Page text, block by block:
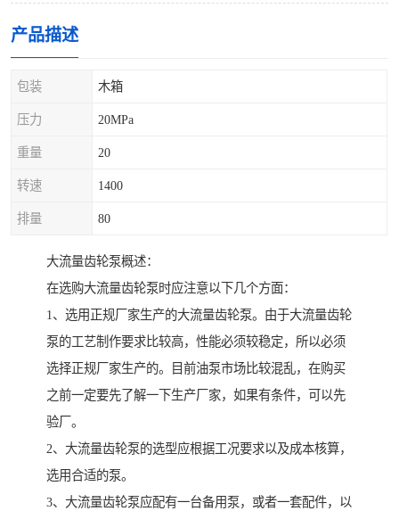
产品描述
包装 木箱
压力 20MPa
重量 20
转速 1400
排量 80
大流量齿轮泵概述：
在选购大流量齿轮泵时应注意以下几个方面：
1、选用正规厂家生产的大流量齿轮泵。由于大流量齿轮
泵的工艺制作要求比较高，性能必须较稳定，所以必须
选择正规厂家生产的。目前油泵市场比较混乱，在购买
之前一定要先了解一下生产厂家，如果有条件，可以先
验厂。
2、大流量齿轮泵的选型应根据工况要求以及成本核算，
选用合适的泵。
3、大流量齿轮泵应配有一台备用泵，或者一套配件，以